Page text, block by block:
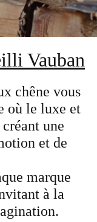
Vauban
chêne vous
où le luxe et
une
et de
marque
à la